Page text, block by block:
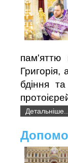
пам'яттю
Григорія,
бдіння